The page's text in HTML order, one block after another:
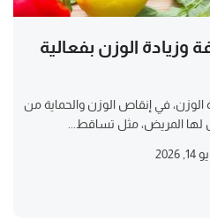
وزيادة الوزن بفعالية
الوزن، في إنقاص الوزن والحماية من
لها المريض، مثل تساقط...
2026